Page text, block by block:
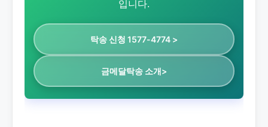
입니다.
탁송 신청 1577-4774 >
금메달탁송 소개>